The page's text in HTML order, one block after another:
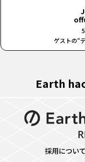
off
ゲストの“
Earth
採用につい